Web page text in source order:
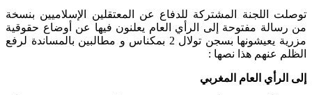
اللجنة المشتركة للدفاع عن المعتقلين الإسلاميين بنسخة
مفتوحة إلى الرأي العام يعلنون فيها عن أوضاع حقوقية
مزرية يعيشونها بسجن تولال 2 بمكناس و مطالبين بالمساندة لرفع
عنهم هذا نصها :
العام المغربي